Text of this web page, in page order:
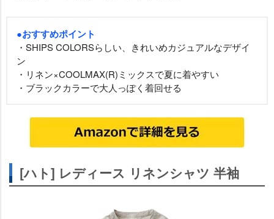
●おすすめポイント
・SHIPS COLORSらしい、きれいめカジュアルなデザイ
ン
・リネン×COOLMAX(R)ミックスで夏に着やすい
・ブラックカラーで大人っぽく着回せる
[ハト] レディース リネンシャツ 半袖